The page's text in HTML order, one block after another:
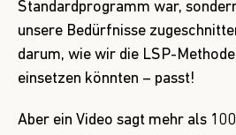
Standardprogramm war,
unsere Bedürfnisse
darum, wie wir die LSP-
einsetzen könnten – passt!
Aber ein Video sagt mehr als